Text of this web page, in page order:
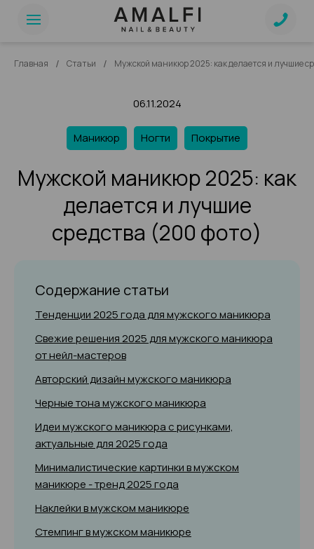
Главная / Статьи / Мужской маникюр 2025: как делается и лучшие
06.11.2024
Маникюр Ногти Покрытие
Мужской маникюр 2025: как
делается и лучшие
средства (200 фото)
Содержание статьи
Тенденции 2025 года для мужского маникюра
Свежие решения 2025 для мужского маникюра
от нейл-мастеров
Авторский дизайн мужского маникюра
Черные тона мужского маникюра
Идеи мужского маникюра с рисунками,
актуальные для 2025 года
Минималистические картинки в мужском
маникюре - тренд 2025 года
Наклейки в мужском маникюре
Стемпинг в мужском маникюре